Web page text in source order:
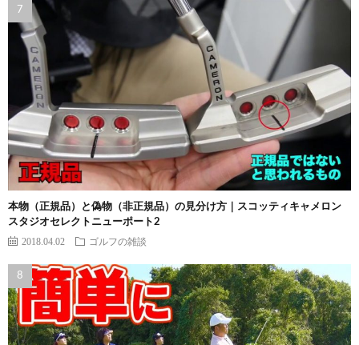
本物（正規品）と偽物（非正規品）の見分け方｜スコッティキャメロン
スタジオセレクトニューポート2
2018.04.02 ゴルフの雑談